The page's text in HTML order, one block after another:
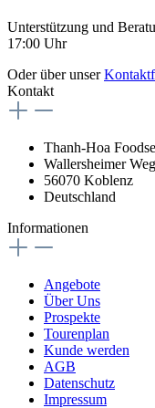
Unterstützung und
17:00 Uhr
Oder über unser
Kontakt
Thanh-Hoa
Wallersheimer
56070 Koblenz
Deutschland
Informationen
Angebote
Über Uns
Prospekte
Tourenplan
Kunde werden
AGB
Datenschutz
Impressum